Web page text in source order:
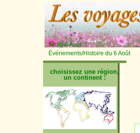
Jeudi 6 Août
Événements/Histoire du 6 Août
choisissez une région,
un continent :